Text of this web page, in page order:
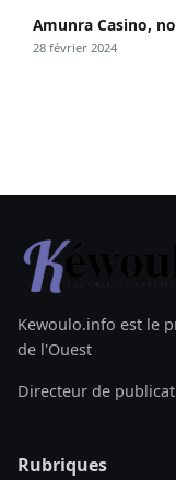
Amunra Casino,
28 février 2024
Kewoulo.info est le
de l'Ouest
Directeur de
Rubriques